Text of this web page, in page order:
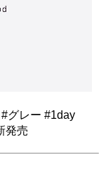
グレー #1day
発売